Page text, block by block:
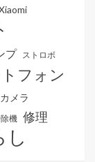
プ ストロボ
フォン
メラ
機 修理
し